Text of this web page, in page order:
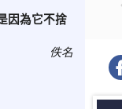
因為它不捨
佚名